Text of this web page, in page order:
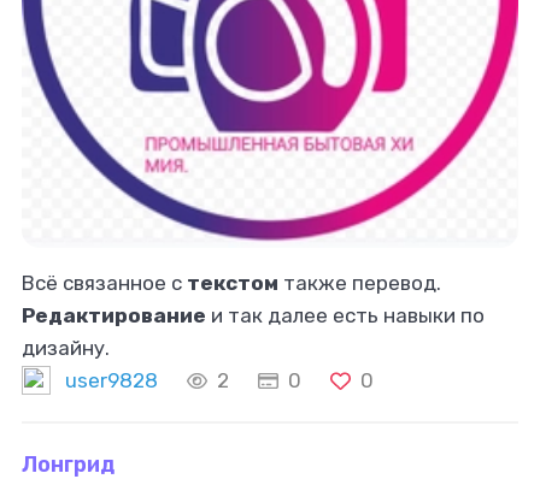
Всё связанное с текстом также перевод.
Редактирование и так далее есть навыки по
дизайну.
user9828
2 0 0
Лонгрид